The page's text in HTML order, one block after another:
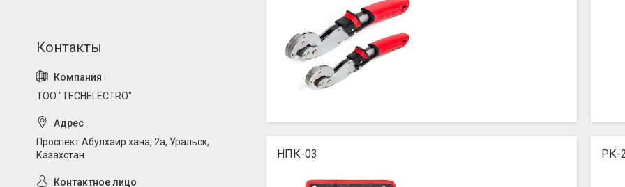
НПК-03 РК-
ТОО "TECHELECTRO"
Проспект Абулхаир хана, 2а, Уральск,
Казахстан